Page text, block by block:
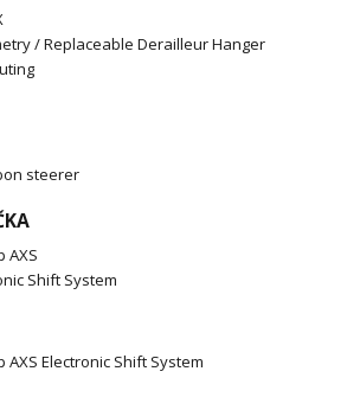
/ Replaceable Derailleur Hanger
steerer
AXS
Shift System
AXS Electronic Shift System